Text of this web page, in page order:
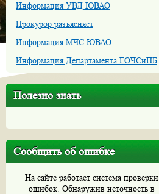
Информация УВД ЮВАО
Прокурор разъясняет
Информация МЧС ЮВАО
Информация Департамента ГОЧСиПБ
Полезно знать
Сообщить об ошибке
На сайте работает система проверки
ошибок. Обнаружив неточность в